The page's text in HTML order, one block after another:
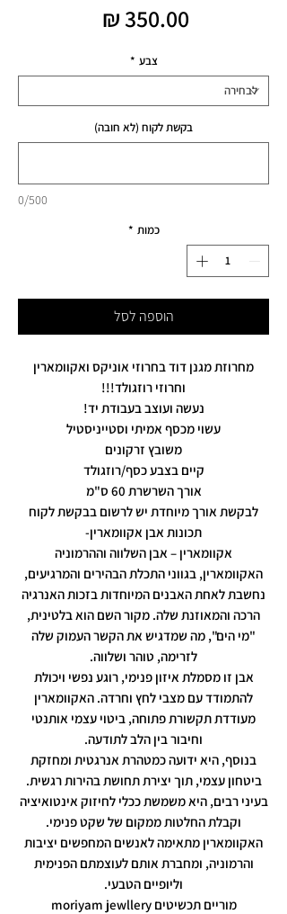
צבע *
בקשת לקוח (לא חובה)
0/500
כמות *
הוספה לסל
מחרוזת מגנן דוד בחרוזי אוניקס ואקוומארין
וחרוזי רוזגולד!!!
נעשה ועוצב בעבודת יד!
עשוי מכסף אמיתי וסטייניסטיל
משובץ זרקונים
קיים בצבע כסף/רוזגולד
אורך השרשרת 60 ס"מ
לבקשת אורך מיוחדת יש לרשום בבקשת לקוח
תכונות אבן אקוומארין-
אקוומארין – אבן השלווה וההרמוניה
האקוומארין, בגווני התכלת הבהירים והמרגיעים,
נחשבת לאחת האבנים המיוחדות בזכות האנרגיה
הרכה והמאוזנת שלה. מקור השם הוא בלטינית,
"מי הים", מה שמדגיש את הקשר העמוק שלה
לזרימה, טוהר ושלווה.
אבן זו מסמלת איזון פנימי, רוגע נפשי ויכולת
להתמודד עם מצבי לחץ וחרדה. האקוומארין
מעודדת תקשורת פתוחה, ביטוי עצמי אותנטי
וחיבור בין הלב לתודעה.
בנוסף, היא ידועה כמטהרת אנרגטית ומחזקת
ביטחון עצמי, תוך יצירת תחושת בהירות רגשית.
בעיני רבים, היא משמשת ככלי לחיזוק אינטואיציה
וקבלת החלטות ממקום של שקט פנימי.
האקוומארין מתאימה לאנשים המחפשים יציבות
והרמוניה, ומחברת אותם לעוצמתם הפנימית
וליופיים הטבעי.
מוריים תכשיטים moriyam jewllery